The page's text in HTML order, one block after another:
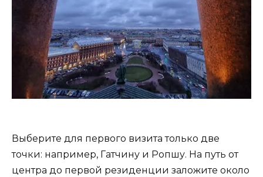
Выберите для первого визита только две
точки: например, Гатчину и Ропшу. На путь от
центра до первой резиденции заложите около